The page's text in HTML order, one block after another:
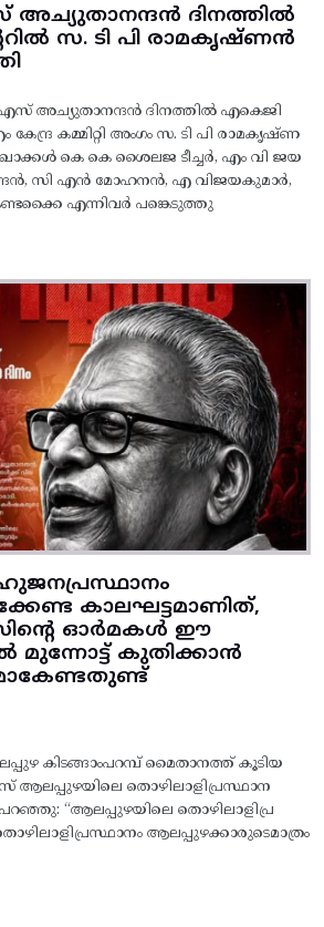
ദിനത്തിൽ
സ. ടി പി രാമകൃഷ്‌ണൻ
അച്യുതാനന്ദൻ ദിനത്തിൽ എകെജി
കമ്മിറ്റി അംഗം സ. ടി പി രാമകൃഷ്‌ണ
കെ കെ ശൈലജ ടീച്ചർ, എം വി ജയ
സി എൻ മോഹനൻ, എ വിജയകുമാർ,
എന്നിവർ പങ്കെടുത്തു
കാലഘട്ടമാണിത്,
ഓർമകൾ ഈ
മുന്നോട്ട്‌ കുതിക്കാൻ
കിടങ്ങാംപറമ്പ്‌ മൈതാനത്ത്‌ കൂടിയ
തൊഴിലാളിപ്രസ്ഥാന
“ആലപ്പുഴയിലെ തൊഴിലാളിപ്ര
ആലപ്പുഴക്കാരുടെമാത്രം